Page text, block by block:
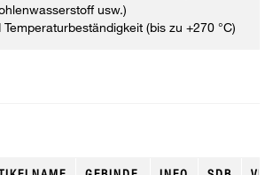
usw.)
Temperaturbeständigkeit (bis zu +270 °C)